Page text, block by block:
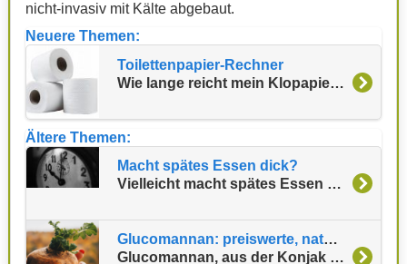
nicht-invasiv mit Kälte abgebaut.
Neuere Themen:
Toilettenpapier-Rechner
Wie lange reicht mein Klopapier? Hier nachrechnen!
Ältere Themen:
Macht spätes Essen dick?
Vielleicht macht spätes Essen doch dick
Glucomannan: preiswerte, natürliche und erwiesene Hilfe beim Abnehmen
Glucomannan, aus der Konjak Wurzel gewonnen, hilft bei der Diät als natürlicher Appetitzügler